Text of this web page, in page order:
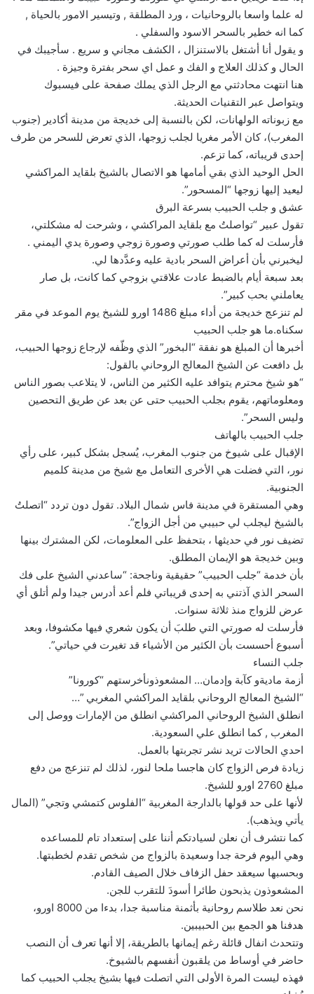
له علما واسعا بالروحانيات ، ورد المطلقة , وتيسير الامور بالحياة ,
كما انه خطير بالسحر الاسود والسفلي .
و يقول أنا أشتغل بالاستنزال ، الكشف مجاني و سريع . سأجيبك في
الحال و كذلك العلاج و الفك و عمل اي سحر بفترة وجيزة .
هنا انتهت محادثتي مع الرجل الذي يملك صفحة على فيسبوك
ويتواصل عبر التقنيات الحديثة.
مع زبوناته الولهانات، لكن بالنسبة إلى خديجة من مدينة أكادير (جنوب
المغرب)، كان الأمر مغريا لجلب زوجها، الذي تعرض للسحر من طرف
إحدى قريباته، كما تزعم.
الحل الوحيد الذي بقي أمامها هو الاتصال بالشيخ بلقايد المراكشي
ليعيد إليها زوجها “المسحور”.
عشق و جلب الحبيب بسرعة البرق
تقول عبير “تواصلتُ مع بلقايد المراكشي ، وشرحت له مشكلتي،
فأرسلت له كما طلب صورتي وصورة زوجي وصورة يدي اليمني .
ليخبرني بأن أعراض السحر بادية عليه وعدَّدها لي.
بعد سبعة أيام بالضبط عادت علاقتي بزوجي كما كانت، بل صار
يعاملني بحب كبير”.
لم تنزعج خديجة من أداء مبلغ 1486 اورو للشيخ يوم الموعد في مقر
سكناه.ما هو جلب الحبيب
أخبرها أن المبلغ هو نفقة “البخور” الذي وظّفه لإرجاع زوجها الحبيب،
بل دافعت عن الشيخ المعالج الروحاني بالقول:
“هو شيخ محترم يتوافد عليه الكثير من الناس، لا يتلاعب بصور الناس
ومعلوماتهم، يقوم بجلب الحبيب حتى عن بعد عن طريق التحصين
وليس السحر”.
جلب الحبيب بالهاتف
الإقبال على شيوخ من جنوب المغرب، يُسجل بشكل كبير، على رأي
نور، التي فضلت هي الأخرى التعامل مع شيخ من مدينة كلميم
الجنوبية.
وهي المستقرة في مدينة فاس شمال البلاد. تقول دون تردد “اتصلتُ
بالشيخ ليجلب لي حبيبي من أجل الزواج”.
تضيف نور في حديثها ، بتحفظ على المعلومات، لكن المشترك بينها
وبين خديجة هو الإيمان المطلق.
بأن خدمة “جلب الحبيب” حقيقية وناجحة: “ساعدني الشيخ على فك
السحر الذي آذتني به إحدى قريباتي فلم أعد أدرس جيدا ولم أتلق أي
عرض للزواج منذ ثلاثة سنوات.
فأرسلت له صورتي التي طلبَ أن يكون شعري فيها مكشوفا، وبعد
أسبوع أحسست بأن الكثير من الأشياء قد تغيرت في حياتي”.
جلب النساء
أزمة ماديةو كآبة وإدمان… المشعوذونأخرستهم “كورونا”
“الشيخ المعالج الروحاني بلقايد المراكشي المغربي ”…
انطلق الشيخ الروحاني المراكشي انطلق من الإمارات ووصل إلى
المغرب , كما انطلق علي السعودية.
احدي الحالات تريد نشر تجربتها بالعمل.
زيادة فرص الزواج كان هاجسا ملحا لنور، لذلك لم تنزعج من دفع
مبلغ 2760 اورو للشيخ.
لأنها على حد قولها بالدارجة المغربية “الفلوس كتمشي وتجي” (المال
يأتي ويذهب).
كما نتشرف أن نعلن لسيادتكم أننا على إستعداد تام للمساعده
وهي اليوم فرحة جدا وسعيدة بالزواج من شخص تقدم لخطبتها.
وبحسبها سيعقد حفل الزفاف خلال الصيف القادم.
المشعوذون يذبحون طائرا أسودَ للتقرب للجن.
نحن نعد طلاسم روحانية بأثمنة مناسبة جدا، بدءا من 8000 اورو،
هدفنا هو الجمع بين الحبيبين.
وتتحدث انفال قائلة رغم إيمانها بالطريقة، إلا أنها تعرف أن النصب
حاضر في أوساط من يلقبون أنفسهم بالشيوخ.
فهذه ليست المرة الأولى التي اتصلت فيها بشيخ يجلب الحبيب كما